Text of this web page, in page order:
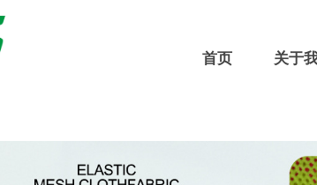
首页 关于